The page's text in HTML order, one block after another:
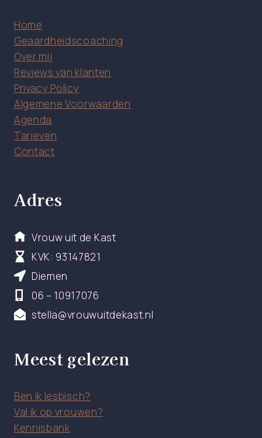
Home
Geaardheidscoaching
Over mij
Reviews van klanten
Privacy Policy
Algemene Voorwaarden
Agenda
Tarieven
Contact
Adres
Vrouw uit de Kast
KVK: 93147821
Diemen
06 – 10917076
stella@vrouwuitdekast.nl
Meest gelezen
Ben ik lesbisch?
Val ik op vrouwen?
Kennisbank